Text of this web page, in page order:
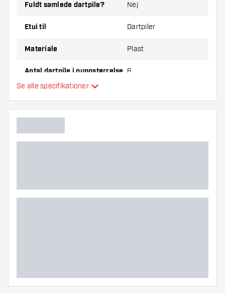
Fuldt samlede dartpile? Nej
Etui til Dartpiler
Materiale Plast
Antal dartpile i pungstørrelse 6
Se alle specifikationer